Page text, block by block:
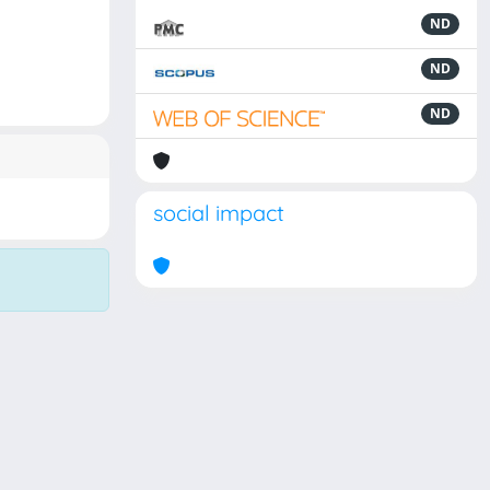
ND
ND
ND
social impact